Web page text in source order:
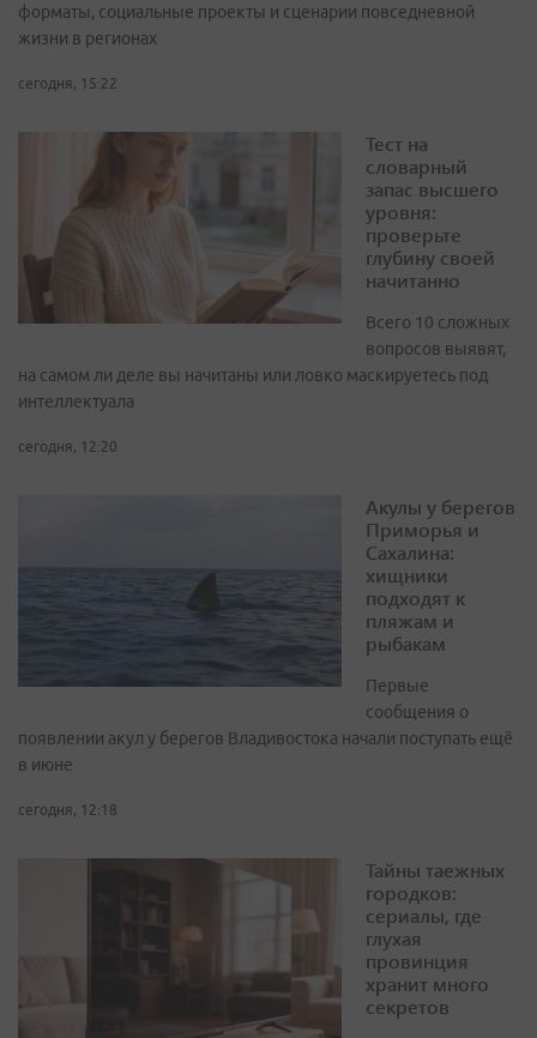
форматы, социальные проекты и сценарии повседневной
жизни в регионах
сегодня, 15:22
Тест на
словарный
запас высшего
уровня:
проверьте
глубину своей
начитанно
Всего 10 сложных
вопросов выявят,
на самом ли деле вы начитаны или ловко маскируетесь под
интеллектуала
сегодня, 12:20
Акулы у берегов
Приморья и
Сахалина:
хищники
подходят к
пляжам и
рыбакам
Первые
сообщения о
появлении акул у берегов Владивостока начали поступать ещё
в июне
сегодня, 12:18
Тайны таежных
городков:
сериалы, где
глухая
провинция
хранит много
секретов